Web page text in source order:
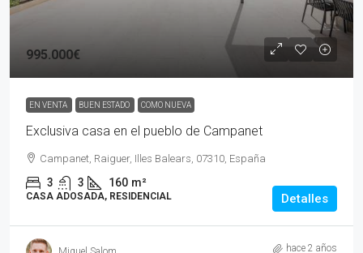
995.000€
EN VENTA BUEN ESTADO COMO NUEVA
Exclusiva casa en el pueblo de Campanet
Campanet, Raiguer, Illes Balears, 07310, España
3 3 160 m²
CASA ADOSADA, RESIDENCIAL Detalles
hace 2 años